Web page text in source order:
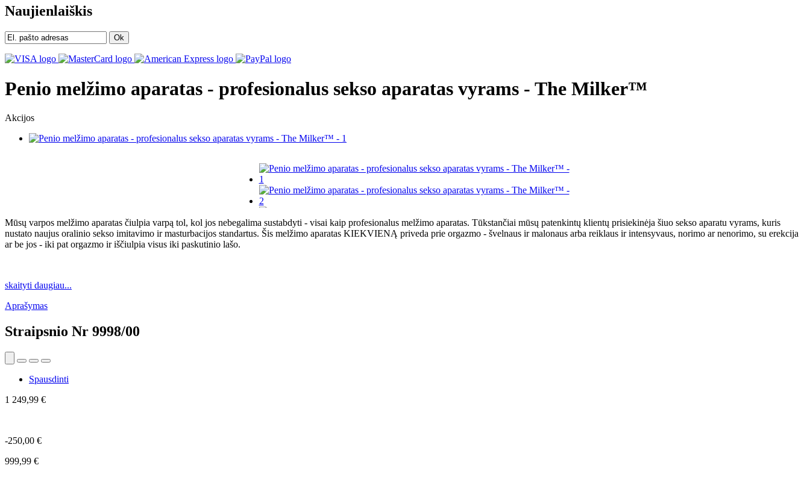
Naujienlaiškis
Ok
Penio melžimo aparatas - profesionalus sekso aparatas vyrams - The Milker™
Akcijos
Mūsų varpos melžimo aparatas čiulpia varpą tol, kol jos nebegalima sustabdyti - visai kaip profesionalus melžimo aparatas. Tūkstančiai mūsų patenkintų klientų prisiekinėja šiuo sekso aparatu vyrams, kuris
nustato naujus oralinio sekso imitavimo ir masturbacijos standartus. Šis melžimo aparatas KIEKVIENĄ priveda prie orgazmo - švelnaus ir malonaus arba reiklaus ir intensyvaus, norimo ar nenorimo, su erekcija
ar be jos - iki pat orgazmo ir iščiulpia visus iki paskutinio lašo.
skaityti daugiau...
Aprašymas
Straipsnio Nr 9998/00
Spausdinti
1 249,99 €
-250,00 €
999,99 €